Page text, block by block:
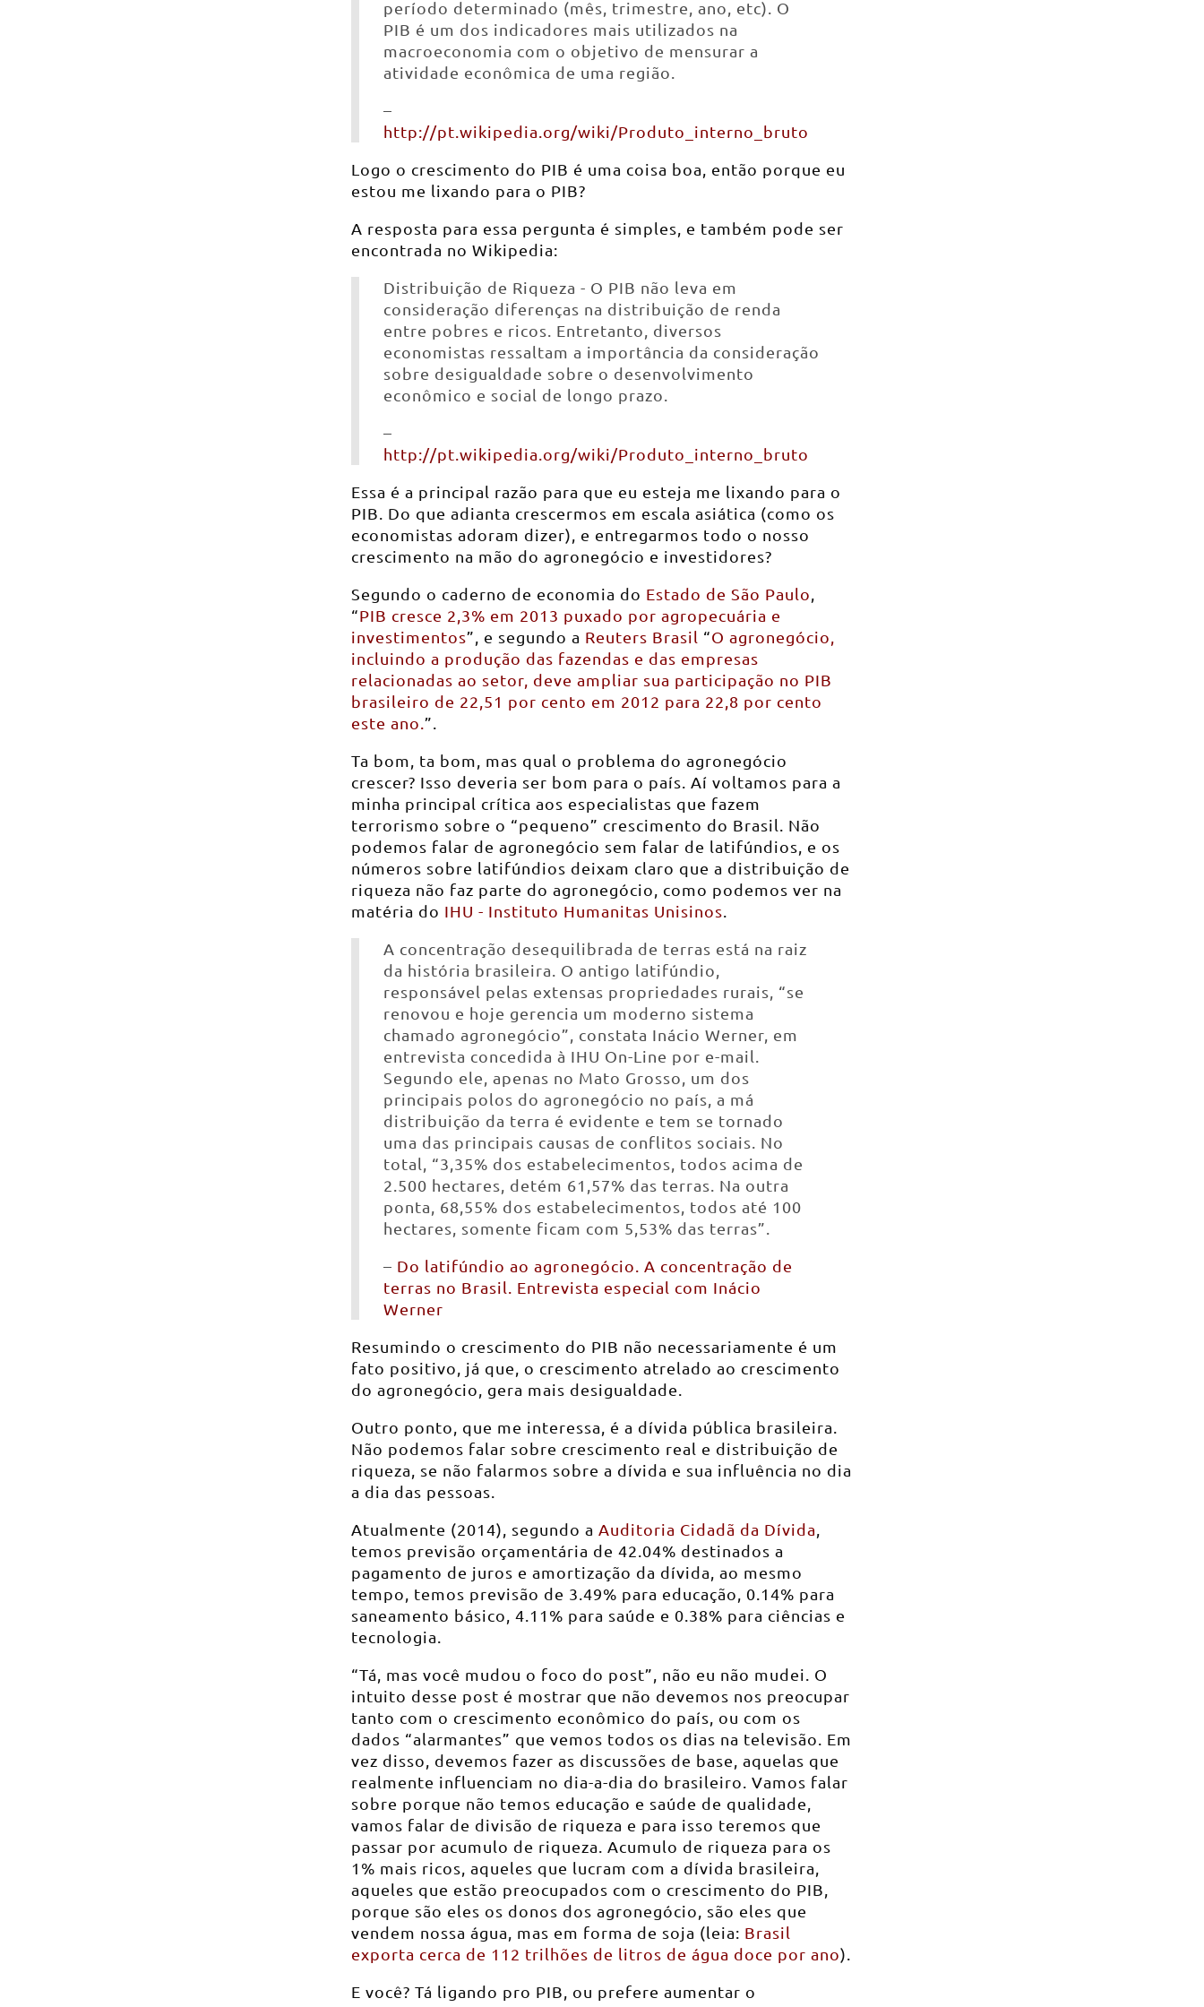
período determinado (mês, trimestre, ano, etc). O
PIB é um dos indicadores mais utilizados na
macroeconomia com o objetivo de mensurar a
atividade econômica de uma região.
–
http://pt.wikipedia.org/wiki/Produto_interno_bruto
Logo o crescimento do PIB é uma coisa boa, então porque eu
estou me lixando para o PIB?
A resposta para essa pergunta é simples, e também pode ser
encontrada no Wikipedia:
Distribuição de Riqueza - O PIB não leva em
consideração diferenças na distribuição de renda
entre pobres e ricos. Entretanto, diversos
economistas ressaltam a importância da consideração
sobre desigualdade sobre o desenvolvimento
econômico e social de longo prazo.
–
http://pt.wikipedia.org/wiki/Produto_interno_bruto
Essa é a principal razão para que eu esteja me lixando para o
PIB. Do que adianta crescermos em escala asiática (como os
economistas adoram dizer), e entregarmos todo o nosso
crescimento na mão do agronegócio e investidores?
Segundo o caderno de economia do Estado de São Paulo,
“PIB cresce 2,3% em 2013 puxado por agropecuária e
investimentos”, e segundo a Reuters Brasil “O agronegócio,
incluindo a produção das fazendas e das empresas
relacionadas ao setor, deve ampliar sua participação no PIB
brasileiro de 22,51 por cento em 2012 para 22,8 por cento
este ano.”.
Ta bom, ta bom, mas qual o problema do agronegócio
crescer? Isso deveria ser bom para o país. Aí voltamos para a
minha principal crítica aos especialistas que fazem
terrorismo sobre o “pequeno” crescimento do Brasil. Não
podemos falar de agronegócio sem falar de latifúndios, e os
números sobre latifúndios deixam claro que a distribuição de
riqueza não faz parte do agronegócio, como podemos ver na
matéria do IHU - Instituto Humanitas Unisinos.
A concentração desequilibrada de terras está na raiz
da história brasileira. O antigo latifúndio,
responsável pelas extensas propriedades rurais, “se
renovou e hoje gerencia um moderno sistema
chamado agronegócio”, constata Inácio Werner, em
entrevista concedida à IHU On-Line por e-mail.
Segundo ele, apenas no Mato Grosso, um dos
principais polos do agronegócio no país, a má
distribuição da terra é evidente e tem se tornado
uma das principais causas de conflitos sociais. No
total, “3,35% dos estabelecimentos, todos acima de
2.500 hectares, detém 61,57% das terras. Na outra
ponta, 68,55% dos estabelecimentos, todos até 100
hectares, somente ficam com 5,53% das terras”.
– Do latifúndio ao agronegócio. A concentração de
terras no Brasil. Entrevista especial com Inácio
Werner
Resumindo o crescimento do PIB não necessariamente é um
fato positivo, já que, o crescimento atrelado ao crescimento
do agronegócio, gera mais desigualdade.
Outro ponto, que me interessa, é a dívida pública brasileira.
Não podemos falar sobre crescimento real e distribuição de
riqueza, se não falarmos sobre a dívida e sua influência no dia
a dia das pessoas.
Atualmente (2014), segundo a Auditoria Cidadã da Dívida,
temos previsão orçamentária de 42.04% destinados a
pagamento de juros e amortização da dívida, ao mesmo
tempo, temos previsão de 3.49% para educação, 0.14% para
saneamento básico, 4.11% para saúde e 0.38% para ciências e
tecnologia.
“Tá, mas você mudou o foco do post”, não eu não mudei. O
intuito desse post é mostrar que não devemos nos preocupar
tanto com o crescimento econômico do país, ou com os
dados “alarmantes” que vemos todos os dias na televisão. Em
vez disso, devemos fazer as discussões de base, aquelas que
realmente influenciam no dia-a-dia do brasileiro. Vamos falar
sobre porque não temos educação e saúde de qualidade,
vamos falar de divisão de riqueza e para isso teremos que
passar por acumulo de riqueza. Acumulo de riqueza para os
1% mais ricos, aqueles que lucram com a dívida brasileira,
aqueles que estão preocupados com o crescimento do PIB,
porque são eles os donos dos agronegócio, são eles que
vendem nossa água, mas em forma de soja (leia: Brasil
exporta cerca de 112 trilhões de litros de água doce por ano).
E você? Tá ligando pro PIB, ou prefere aumentar o